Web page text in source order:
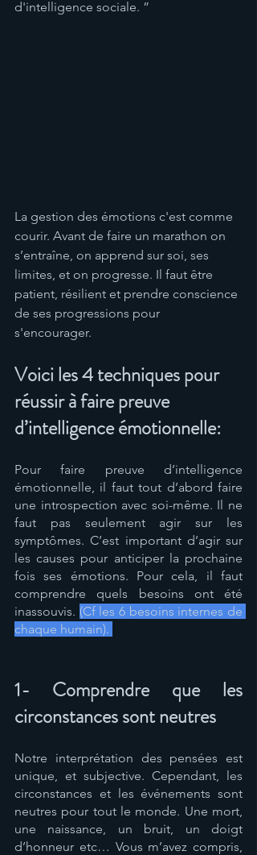
d'intelligence sociale. ”
La gestion des émotions c'est comme
courir. Avant de faire un marathon on
s’entraîne, on apprend sur soi, ses
limites, et on progresse. Il faut être
patient, résilient et prendre conscience
de ses progressions pour
s'encourager.
Voici les 4 techniques pour
réussir à faire preuve
d’intelligence émotionnelle:
Pour faire preuve d’intelligence
émotionnelle, il faut tout d’abord faire
une introspection avec soi-même. Il ne
faut pas seulement agir sur les
symptômes. C’est important d’agir sur
les causes pour anticiper la prochaine
fois ses émotions. Pour cela, il faut
comprendre quels besoins ont été
inassouvis. (Cf les 6 besoins internes de
chaque humain).
1- Comprendre que les
circonstances sont neutres
Notre interprétation des pensées est
unique, et subjective. Cependant, les
circonstances et les événements sont
neutres pour tout le monde. Une mort,
une naissance, un bruit, un doigt
d’honneur etc… Vous m’avez compris,